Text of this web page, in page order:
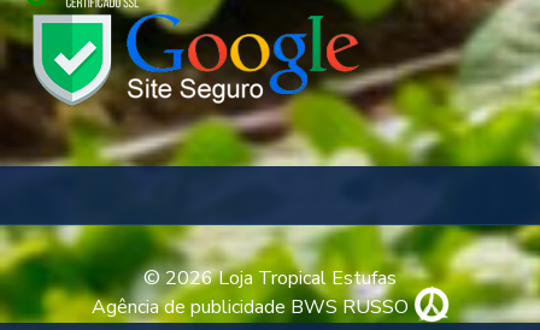
© 2026 Loja Tropical Estufas
Agência de publicidade BWS RUSSO